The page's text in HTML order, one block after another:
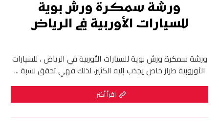
ورشة سمكرة ورش بوية
للسيارات الأوربية في الرياض
ورشة سمكرة ورش بوية للسيارات الأوربية في الرياض ، للسيارات
الأوروبية طراز خاص يجذب إليه الكثير، لذلك فهي تحقق نسبة ...
اقرأ أكثر